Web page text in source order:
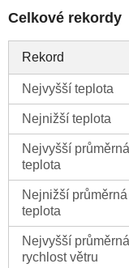
Celkové rekordy
Rekord
Nejvyšší teplota
Nejnižší teplota
Nejvyšší
teplota
Nejnižší
teplota
Nejvyšší průměrná
rychlost větru